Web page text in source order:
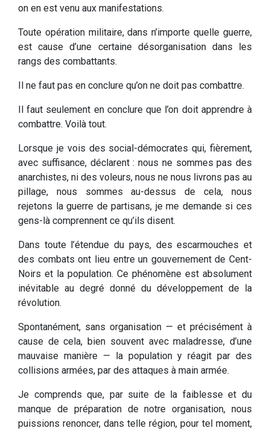
on en est venu aux manifestations.
Toute opération militaire, dans n’importe quelle guerre,
est cause d’une certaine désorganisation dans les
rangs des combattants.
Il ne faut pas en conclure qu’on ne doit pas combattre.
Il faut seulement en conclure que l’on doit apprendre à
combattre. Voilà tout.
Lorsque je vois des social-démocrates qui, fièrement,
avec suffisance, déclarent : nous ne sommes pas des
anarchistes, ni des voleurs, nous ne nous livrons pas au
pillage, nous sommes au-dessus de cela, nous
rejetons la guerre de partisans, je me demande si ces
gens-là comprennent ce qu’ils disent.
Dans toute l’étendue du pays, des escarmouches et
des combats ont lieu entre un gouvernement de Cent-
Noirs et la population. Ce phénomène est absolument
inévitable au degré donné du développement de la
révolution.
Spontanément, sans organisation — et précisément à
cause de cela, bien souvent avec maladresse, d’une
mauvaise manière — la population y réagit par des
collisions armées, par des attaques à main armée.
Je comprends que, par suite de la faiblesse et du
manque de préparation de notre organisation, nous
puissions renoncer, dans telle région, pour tel moment,